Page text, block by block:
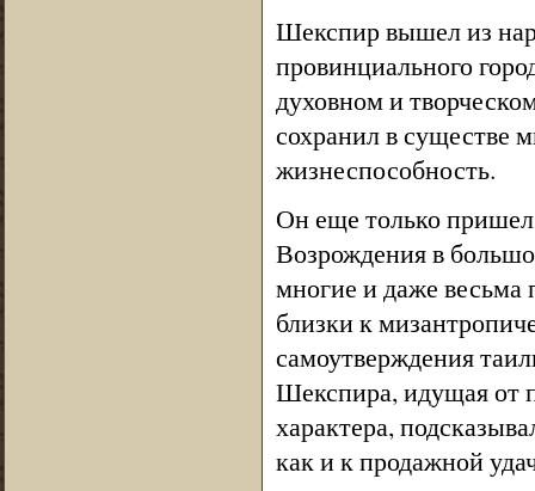
Шекспир вышел из
провинциального
духовном и
сохранил в существе
жизнеспособность.
Он еще только
Возрождения в
многие и даже весьма
близки к
самоутверждения
Шекспира, идущая от
характера,
как и к продажной